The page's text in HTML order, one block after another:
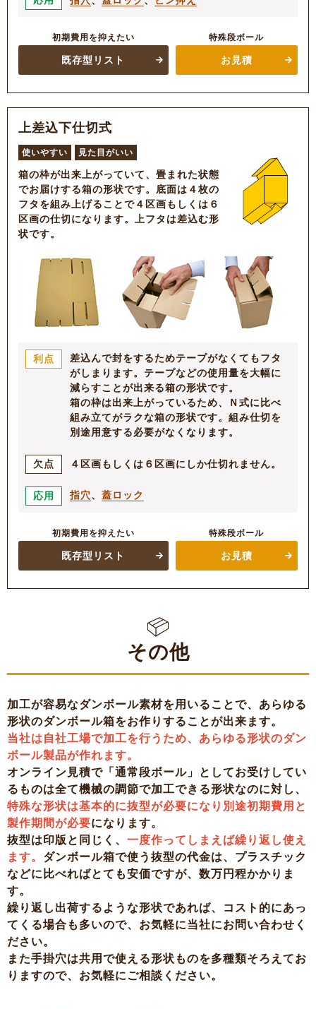
初期費用を抑えたい
既存型リスト
特殊段ボール
お見積
上差込下仕切式
使いやすい 見た目がいい
箱の枠が出来上がっていて、畳まれた状態
でお届けする箱の形状です。底面は４枚の
フタを組み上げることで４区画もしくは６
区画の仕切になります。上フタは差込む形
状です。
利点
差込んで封をするためテープがなくてもフタ
がしまります。テープなどの使用量を大幅に
減らすことが出来る箱の形状です。
箱の枠は出来上がっているため、Ｎ式に比べ
組み立てがラクな箱の形状です。組み仕切を
別途用意する必要がなくなります。
欠点 ４区画もしくは６区画にしか仕切れません。
応用 指穴、 蓋ロック
初期費用を抑えたい
既存型リスト
特殊段ボール
お見積
その他
加工が容易なダンボール素材を用いることで、あらゆる
形状のダンボール箱をお作りすることが出来ます。
当社は自社工場で加工を行うため、あらゆる形状のダン
ボール製品が作れます。
オンライン見積で「通常段ボール」としてお受けしてい
るものは全て機械の調節で加工できる形状なのに対し、
特殊な形状は基本的に抜型が必要になり別途初期費用と
製作期間が必要になります。
抜型は印版と同じく、 一度作ってしまえば繰り返し使え
ます。 ダンボール箱で使う抜型の代金は、プラスチック
などに比べればとても安価ですが、数万円程かかりま
す。
繰り返し出荷するような形状であれば、コスト的にあっ
てくる場合も多いので、お気軽に当社にお問い合わせく
ださい。
また手掛穴は共用で使える形状ものを多種類そろえてお
りますので、お気軽にご相談ください。